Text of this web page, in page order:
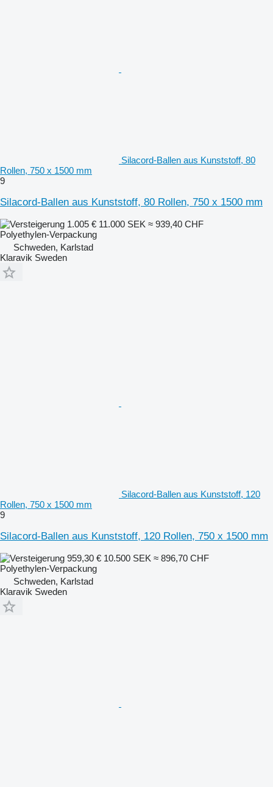
Silacord-Ballen aus Kunststoff, 80
Rollen, 750 x 1500 mm
9
Silacord-Ballen aus Kunststoff, 80 Rollen, 750 x 1500 mm
1.005 € 11.000 SEK ≈ 939,40 CHF
Polyethylen-Verpackung
Schweden, Karlstad
Klaravik Sweden
Silacord-Ballen aus Kunststoff, 120
Rollen, 750 x 1500 mm
9
Silacord-Ballen aus Kunststoff, 120 Rollen, 750 x 1500 mm
959,30 € 10.500 SEK ≈ 896,70 CHF
Polyethylen-Verpackung
Schweden, Karlstad
Klaravik Sweden